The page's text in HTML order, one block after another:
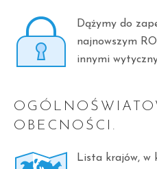
Dążymy do
najnowszym
innymi
OBECNOŚCI.
Lista krajów, w